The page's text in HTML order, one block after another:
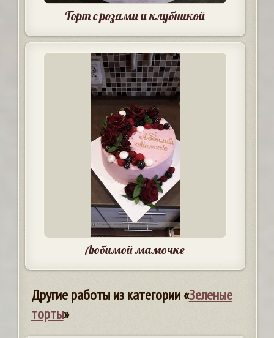
Торт с розами и клубникой
Любимой мамочке
Другие работы из категории «Зеленые
торты»